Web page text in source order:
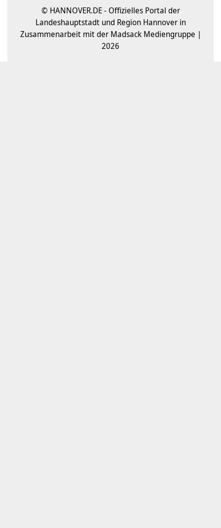
© HANNOVER.DE - Offizielles Portal der
Landeshauptstadt und Region Hannover in
Zusammenarbeit mit der Madsack Mediengruppe |
2026